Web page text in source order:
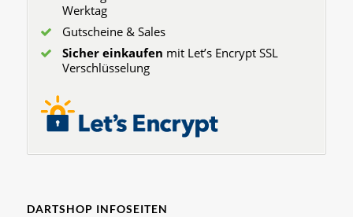
Werktag
Gutscheine & Sales
Sicher einkaufen mit Let’s Encrypt SSL
Verschlüsselung
DARTSHOP INFOSEITEN